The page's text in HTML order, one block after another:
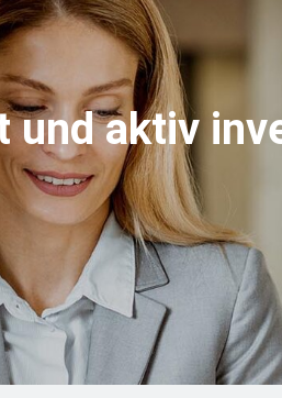
aktiv